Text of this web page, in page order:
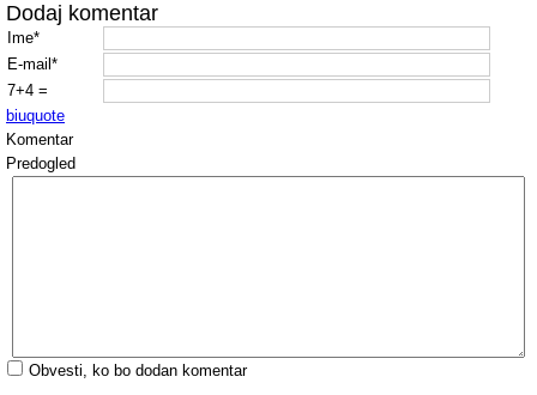
Dodaj komentar
Ime*
E-mail*
7+4 =
biuquote
Komentar
Predogled
Obvesti, ko bo dodan komentar